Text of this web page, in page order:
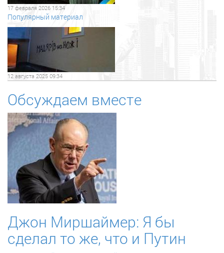
17 февраля 2026 15:34
Популярный материал
12 августа 2025 09:34
Обсуждаем вместе
Джон Миршаймер: Я бы
сделал то же, что и Путин